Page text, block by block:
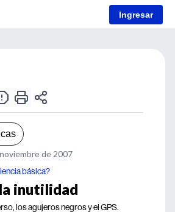
Ingresar
de 2007
básica?
inutilidad
los agujeros negros y el GPS.